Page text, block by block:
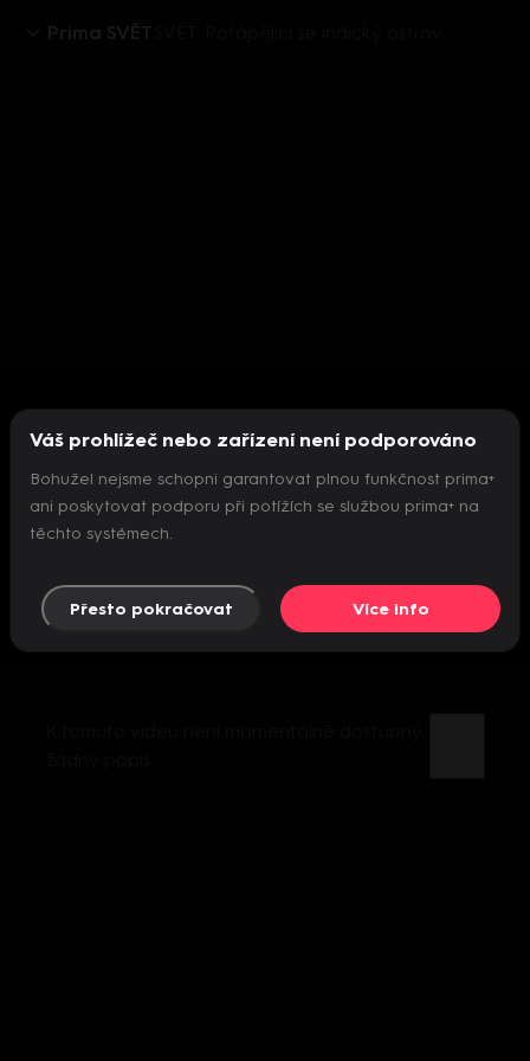
Prima SVĚT
Nepodařilo se inicializovat přehrávač
Váš prohlížeč nebo zařízení není podporováno
Bohužel nejsme schopni garantovat plnou funkčnost prima+
ani poskytovat podporu při potížích se službou prima+ na
těchto systémech.
Přesto pokračovat Více info